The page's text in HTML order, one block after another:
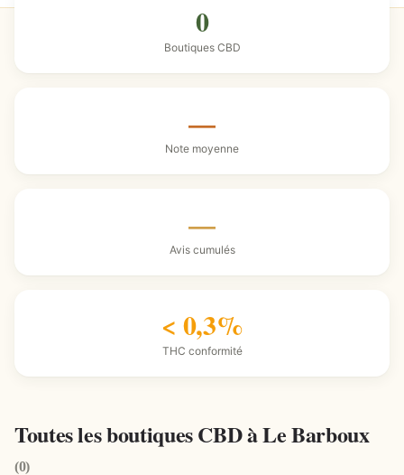
0
Boutiques CBD
—
Note moyenne
—
Avis cumulés
< 0,3%
THC conformité
Toutes les boutiques CBD à Le Barboux
(0)